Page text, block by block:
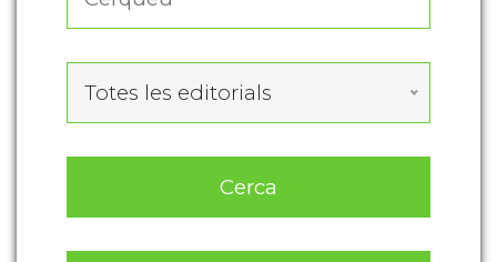
Totes les editorials
Cerca